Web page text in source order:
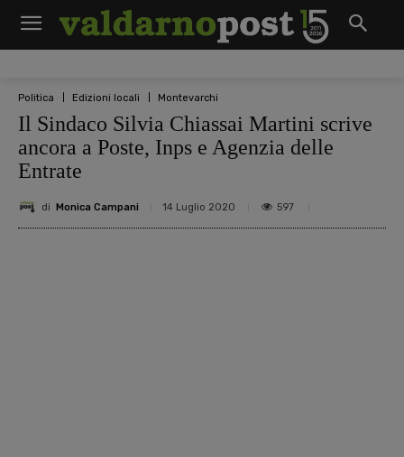
Politica Edizioni locali Montevarchi
Il Sindaco Silvia Chiassai Martini scrive
ancora a Poste, Inps e Agenzia delle
Entrate
di Monica Campani 14 Luglio 2020 597